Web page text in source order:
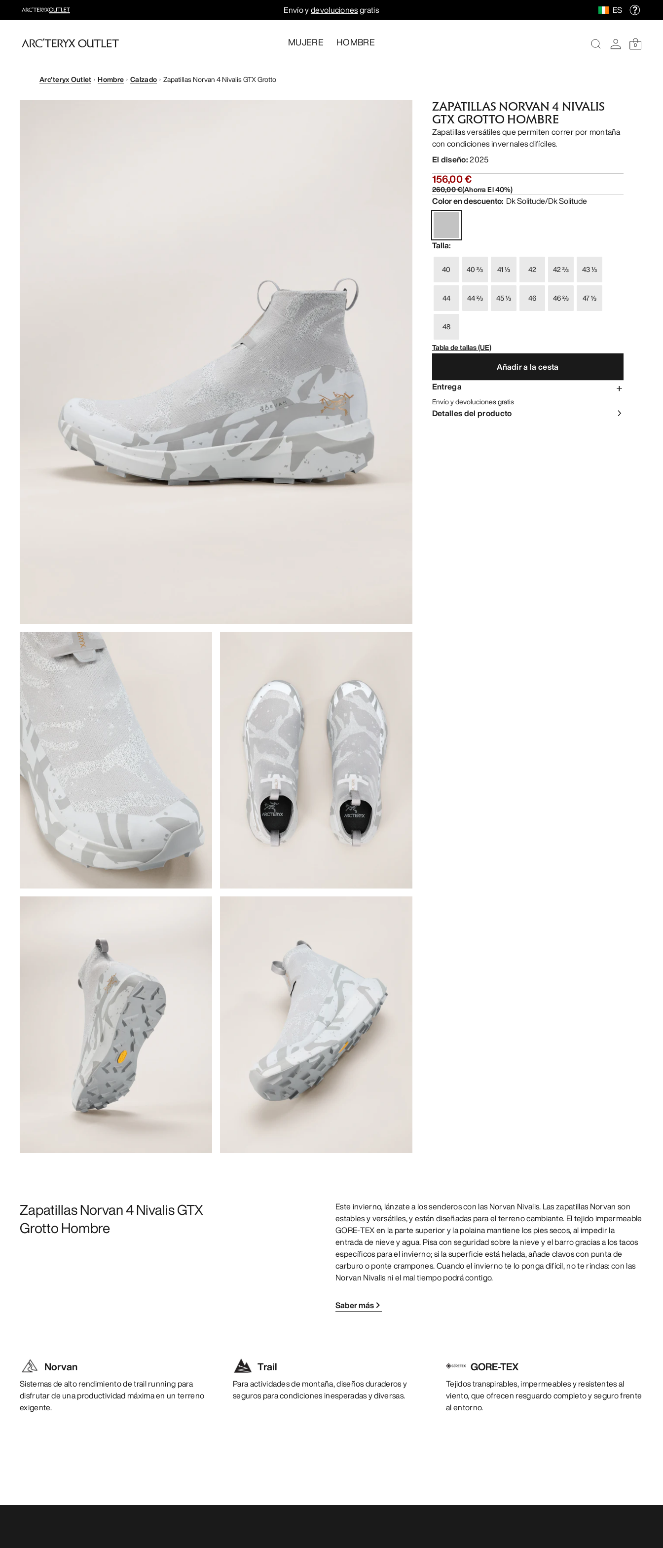
Envío ydevolucionesgratis ES
MUJERE HOMBRE 0
Arc'teryx Outlet Hombre Calzado Zapatillas Norvan 4 Nivalis GTX Grotto
ZAPATILLAS NORVAN 4 NIVALIS
GTX GROTTO HOMBRE
Zapatillas versátiles que permiten correr por montaña
con condiciones invernales difíciles.
El diseño:2025
156,00 €
260,00 €(Ahorra El40%)
Color en descuento: Dk Solitude/Dk Solitude
Talla:
40 40 ⅔ 41 ⅓ 42 42 ⅔ 43 ⅓
44 44 ⅔ 45 ⅓ 46 46 ⅔ 47 ⅓
48
Tabla de tallas (UE)
Añadir a la cesta
Entrega
Envío y devoluciones gratis
Detalles del producto
Zapatillas Norvan 4 Nivalis GTX
Grotto Hombre
Este invierno, lánzate a los senderos con las Norvan Nivalis. Las zapatillas Norvan son
estables y versátiles, y están diseñadas para el terreno cambiante. El tejido impermeable
GORE-TEX en la parte superior y la polaina mantiene los pies secos, al impedir la
entrada de nieve y agua. Pisa con seguridad sobre la nieve y el barro gracias a los tacos
específicos para el invierno; si la superficie está helada, añade clavos con punta de
carburo o ponte crampones. Cuando el invierno te lo ponga difícil, no te rindas: con las
Norvan Nivalis ni el mal tiempo podrá contigo.
Saber más
Norvan
Sistemas de alto rendimiento de trail running para
disfrutar de una productividad máxima en un terreno
exigente.
Trail
Para actividades de montaña, diseños duraderos y
seguros para condiciones inesperadas y diversas.
GORE-TEX
Tejidos transpirables, impermeables y resistentes al
viento, que ofrecen resguardo completo y seguro frente
al entorno.